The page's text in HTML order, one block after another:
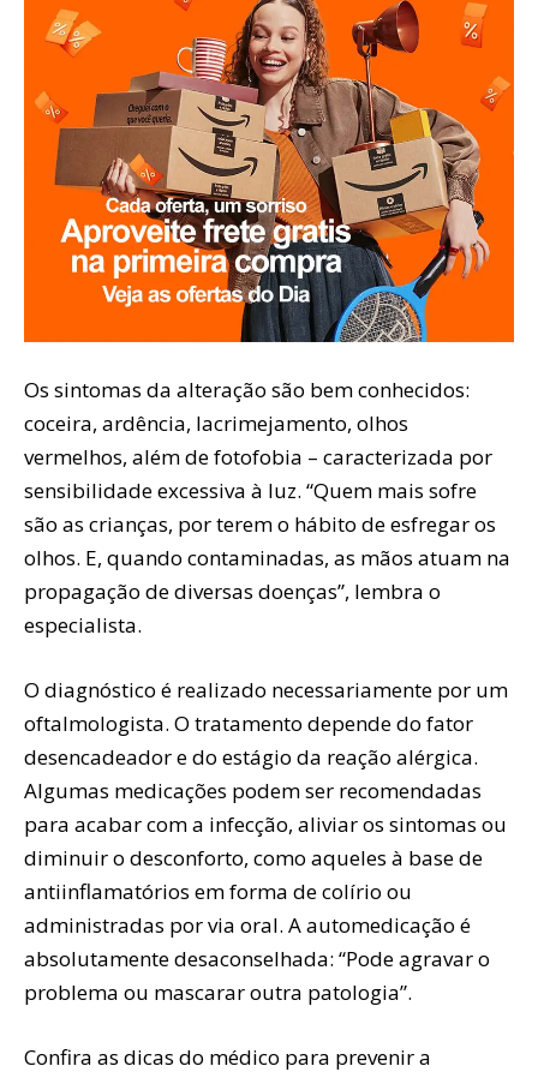
Os sintomas da alteração são bem conhecidos:
coceira, ardência, lacrimejamento, olhos
vermelhos, além de fotofobia – caracterizada por
sensibilidade excessiva à luz. “Quem mais sofre
são as crianças, por terem o hábito de esfregar os
olhos. E, quando contaminadas, as mãos atuam na
propagação de diversas doenças”, lembra o
especialista.
O diagnóstico é realizado necessariamente por um
oftalmologista. O tratamento depende do fator
desencadeador e do estágio da reação alérgica.
Algumas medicações podem ser recomendadas
para acabar com a infecção, aliviar os sintomas ou
diminuir o desconforto, como aqueles à base de
antiinflamatórios em forma de colírio ou
administradas por via oral. A automedicação é
absolutamente desaconselhada: “Pode agravar o
problema ou mascarar outra patologia”.
Confira as dicas do médico para prevenir a